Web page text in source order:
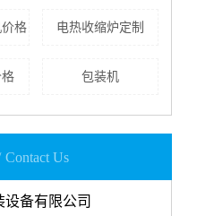
格 电热收缩炉定制
包装机
Contact Us
设备有限公司